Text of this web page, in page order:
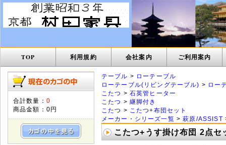
TOP 利用規約 会社案内 ご利用案内
合計数量： 0
商品金額： 0円
テーブル > ローテーブル
ローテーブル(リビングテーブル) > ロー
こたつ > 石英管ヒーター
こたつ > 継脚付き
こたつ >
こたつ+布団セット
メーカー・シリーズ一覧 >萩原/ASSIST
こたつ+うす掛け布団 2点